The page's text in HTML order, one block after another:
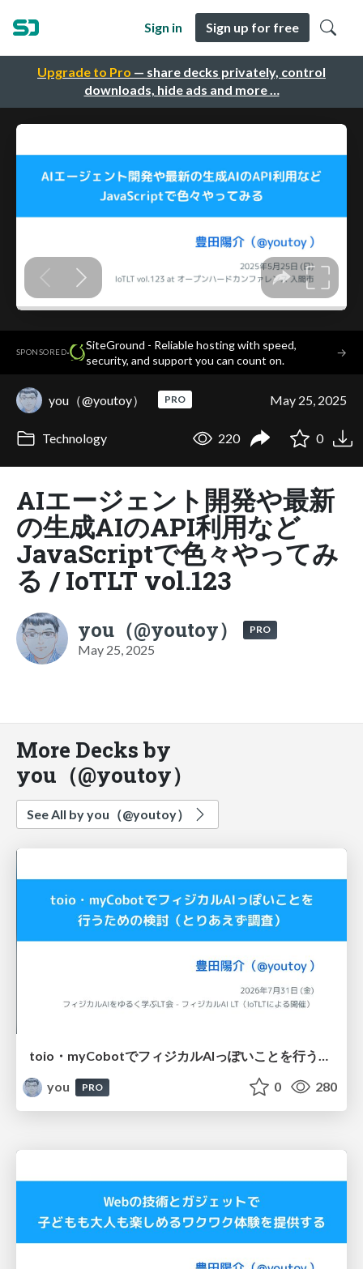
Upgrade to Pro — share decks privately, control
downloads, hide ads and more …
Sign in Sign up for free
SPONSORED·
SiteGround - Reliable hosting with speed,
security, and support you can count on.
→
you（@youtoy） PRO May 25, 2025
Technology 220 0
AIエージェント開発や最新
の生成AIのAPI利用など
JavaScriptで色々やってみ
る / IoTLT vol.123
you（@youtoy） PRO
May 25, 2025
More Decks by
you（@youtoy）
See All by you（@youtoy）
toio・myCobotでフィジカルAIっぽいことを行うための検討（とりあえず調査） / フィジカルAI LT（IoTLTによる開催）
you
PRO 0 280